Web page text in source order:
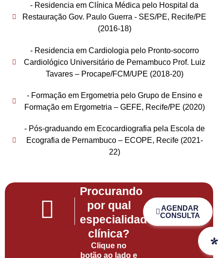
- Residencia em Clínica Médica pelo Hospital da
Restauração Gov. Paulo Guerra - SES/PE, Recife/PE
(2016-18)
- Residencia em Cardiologia pelo Pronto-socorro
Cardiológico Universitário de Pernambuco Prof. Luiz
Tavares – Procape/FCM/UPE (2018-20)
- Formação em Ergometria pelo Grupo de Ensino e
Formação em Ergometria – GEFE, Recife/PE (2020)
- Pós-graduando em Ecocardiografia pela Escola de
Ecografia de Pernambuco – ECOPE, Recife (2021-
22)
Procurando
por qual
especialidade
clínica?
Clique no
botão ao lado e
AGENDAR
CONSULTA